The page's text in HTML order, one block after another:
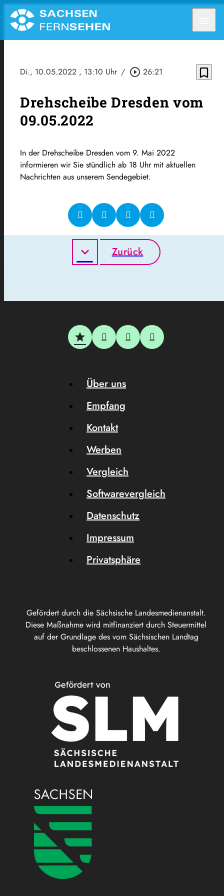
Di., 10.05.2022 , 13:10 Uhr / play_circle_outline 26:21 bookmark_border
Drehscheibe Dresden vom
09.05.2022
In der Drehscheibe Dresden vom 9. Mai 2022
informieren wir Sie stündlich ab 18 Uhr mit aktuellen
Nachrichten aus unserem Sendegebiet.
Zurück
Gefördert durch die Sächsische Landesmedienanstalt.
Diese Maßnahme wird mitfinanziert durch Steuermittel
auf der Grundlage des vom Sächsischen Landtag
beschlossenen Haushaltes.
Über uns
Empfang
Kontakt
Werben
Vergleich
Softwarevergleich
Datenschutz
Impressum
Privatsphäre